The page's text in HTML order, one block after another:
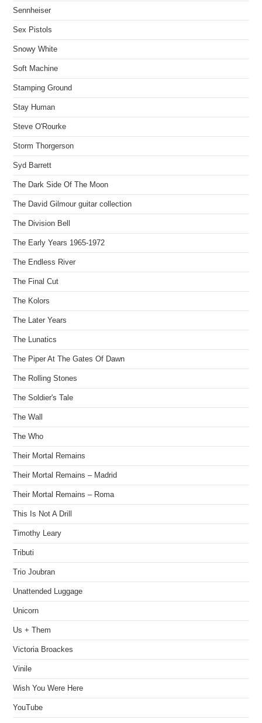
Sennheiser
Sex Pistols
Snowy White
Soft Machine
Stamping Ground
Stay Human
Steve O'Rourke
Storm Thorgerson
Syd Barrett
The Dark Side Of The Moon
The David Gilmour guitar collection
The Division Bell
The Early Years 1965-1972
The Endless River
The Final Cut
The Kolors
The Later Years
The Lunatics
The Piper At The Gates Of Dawn
The Rolling Stones
The Soldier's Tale
The Wall
The Who
Their Mortal Remains
Their Mortal Remains – Madrid
Their Mortal Remains – Roma
This Is Not A Drill
Timothy Leary
Tributi
Trio Joubran
Unattended Luggage
Unicorn
Us + Them
Victoria Broackes
Vinile
Wish You Were Here
YouTube